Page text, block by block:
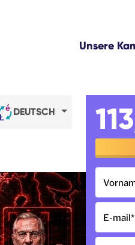
Unsere
DEUTSCH
E-mail*